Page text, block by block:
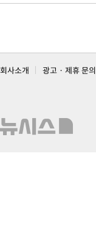
회사소개 광고 · 제휴 문의